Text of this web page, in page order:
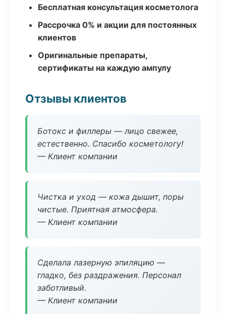
Бесплатная консультация косметолога
Рассрочка 0% и акции для постоянных
клиентов
Оригинальные препараты,
сертификаты на каждую ампулу
Отзывы клиентов
Ботокс и филлеры — лицо свежее,
естественно. Спасибо косметологу!
— Клиент компании
Чистка и уход — кожа дышит, поры
чистые. Приятная атмосфера.
— Клиент компании
Сделала лазерную эпиляцию —
гладко, без раздражения. Персонал
заботливый.
— Клиент компании